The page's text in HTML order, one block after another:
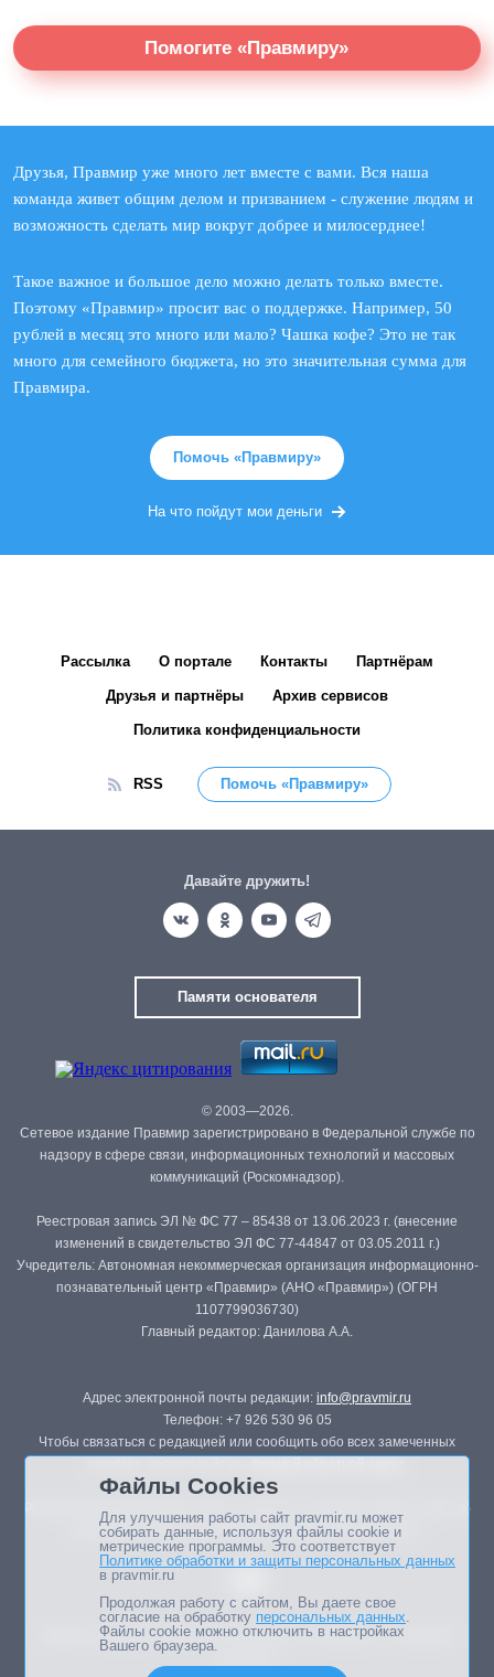
Помогите «Правмиру»
Друзья, Правмир уже много лет вместе с вами. Вся наша
команда живет общим делом и призванием - служение людям и
возможность сделать мир вокруг добрее и милосерднее!
Такое важное и большое дело можно делать только вместе.
Поэтому «Правмир» просит вас о поддержке. Например, 50
рублей в месяц это много или мало? Чашка кофе? Это не так
много для семейного бюджета, но это значительная сумма для
Правмира.
Помочь «Правмиру»
На что пойдут мои деньги
Рассылка О портале Контакты Партнёрам
Друзья и партнёры Архив сервисов
Политика конфиденциальности
RSS Помочь «Правмиру»
Давайте дружить!
Памяти основателя
© 2003—2026.
Сетевое издание Правмир зарегистрировано в Федеральной службе по
надзору в сфере связи, информационных технологий и массовых
коммуникаций (Роскомнадзор).
Реестровая запись ЭЛ № ФС 77 – 85438 от 13.06.2023 г. (внесение
изменений в свидетельство ЭЛ ФС 77-44847 от 03.05.2011 г.)
Учредитель: Автономная некоммерческая организация информационно-
познавательный центр «Правмир» (АНО «Правмир») (ОГРН
1107799036730)
Главный редактор: Данилова А.А.
Адрес электронной почты редакции: info@pravmir.ru
Телефон: +7 926 530 96 05
Чтобы связаться с редакцией или сообщить обо всех замеченных
Републикация материалов сайта в печатных изданиях (книгах, прессе)
возможна только с письменного разрешения редакции.
Мнение авторов статей портала может не совпадать с позицией
Файлы Cookies
Для улучшения работы сайт pravmir.ru может
собирать данные, используя файлы cookie и
метрические программы. Это соответствует
Политике обработки и защиты персональных данных
в pravmir.ru
Продолжая работу с сайтом, Вы даете свое
согласие на обработку персональных данных.
Файлы cookie можно отключить в настройках
Вашего браузера.